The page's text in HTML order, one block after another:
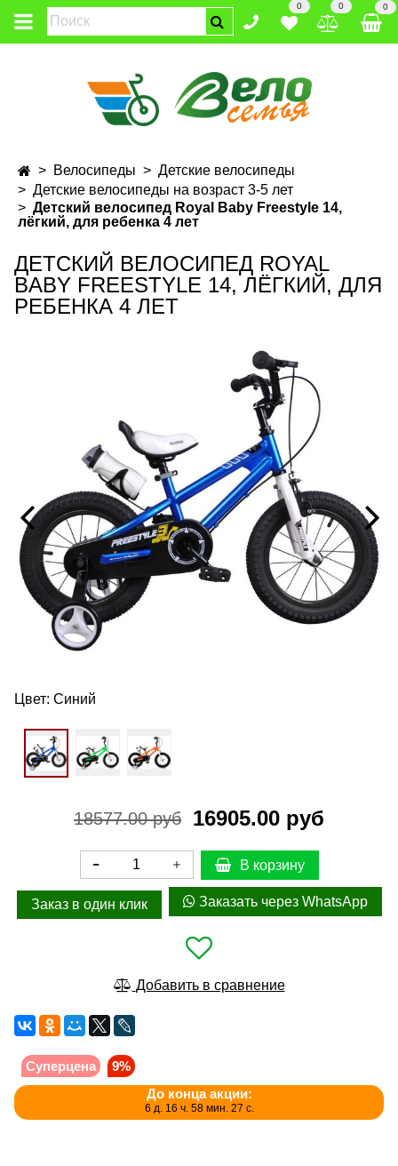
0 0 0
Велосипеды
Детские велосипеды
Детские велосипеды на возраст 3-5 лет
Детский велосипед Royal Baby Freestyle 14,
лёгкий, для ребенка 4 лет
ДЕТСКИЙ ВЕЛОСИПЕД ROYAL
BABY FREESTYLE 14, ЛЁГКИЙ, ДЛЯ
РЕБЕНКА 4 ЛЕТ
Цвет: Синий
18577.00 руб 16905.00 руб
В корзину
Заказ в один клик Заказать через WhatsApp
Добавить в сравнение
Суперцена
9%
До конца акции:
6 д. 16 ч. 58 мин. 27 с.